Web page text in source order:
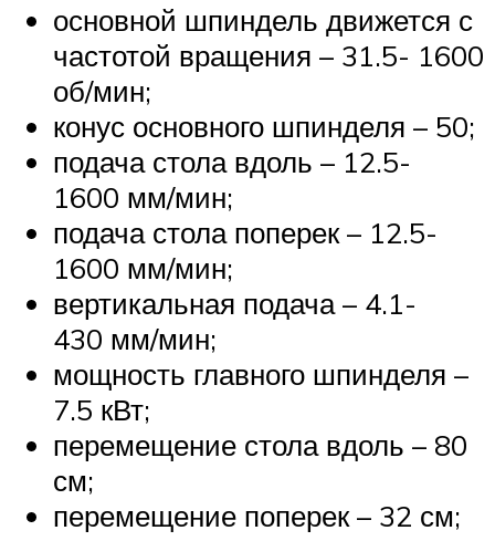
основной шпиндель движется с
частотой вращения – 31.5- 1600
об/мин;
конус основного шпинделя – 50;
подача стола вдоль – 12.5-
1600 мм/мин;
подача стола поперек – 12.5-
1600 мм/мин;
вертикальная подача – 4.1-
430 мм/мин;
мощность главного шпинделя –
7.5 кВт;
перемещение стола вдоль – 80
см;
перемещение поперек – 32 см;